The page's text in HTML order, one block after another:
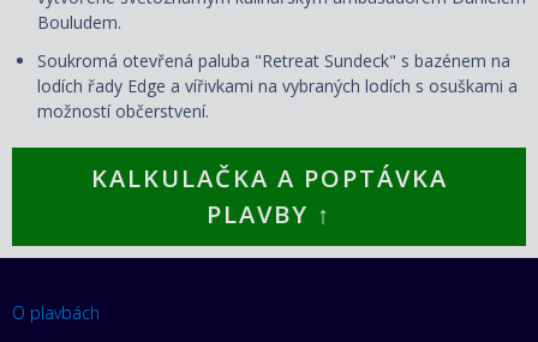
Bouludem.
Soukromá otevřená paluba "Retreat Sundeck" s bazénem na
lodích řady Edge a vířivkami na vybraných lodích s osuškami a
možností občerstvení.
KALKULAČKA A POPTÁVKA
PLAVBY ↑
O plavbách